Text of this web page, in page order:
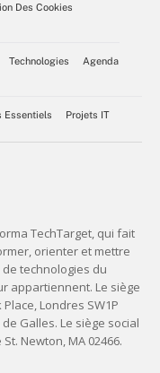
Des Cookies
Technologies
Agenda
Essentiels Projets IT